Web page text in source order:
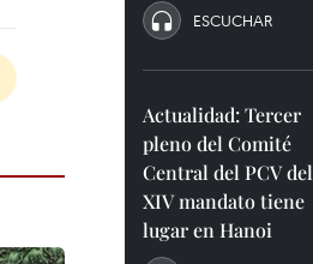
ESCUCHAR
Actualidad: Tercer
pleno del Comité
Central del PCV del
XIV mandato tiene
lugar en Hanoi